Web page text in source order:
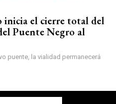
inicia el cierre total del
Puente Negro al
puente, la vialidad permanecerá